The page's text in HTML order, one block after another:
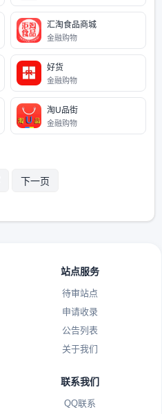
汇淘食品商城
金融购物
好货
金融购物
淘U品街
金融购物
下一页
站点服务
待审站点
申请收录
公告列表
关于我们
联系我们
QQ联系